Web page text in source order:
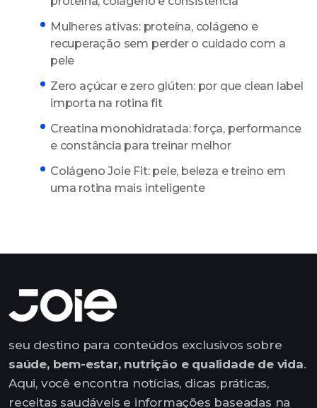
Mulheres ativas: proteína, colágeno e
recuperação sem perder o cuidado com a
pele
Zero açúcar e zero glúten: por que clean label
importa na rotina fit
Creatina monohidratada: força, performance
e constância para treinar melhor
Colágeno Joie Fit: pele, beleza e treino em
uma rotina mais inteligente
seu destino para conteúdos exclusivos sobre
saúde, bem-estar, nutrição e qualidade de vida.
Aqui, você encontra notícias, dicas práticas,
receitas saudáveis e informações baseadas na